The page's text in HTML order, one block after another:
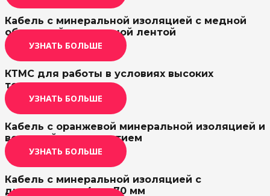
Кабель с минеральной изоляцией с медной
оболочкой и слюдяной лентой
УЗНАТЬ БОЛЬШЕ
КТМС для работы в условиях высоких
температур
УЗНАТЬ БОЛЬШЕ
Кабель с оранжевой минеральной изоляцией и
водостойким покрытием
УЗНАТЬ БОЛЬШЕ
Кабель с минеральной изоляцией с
диаметром от 4 до 70 мм